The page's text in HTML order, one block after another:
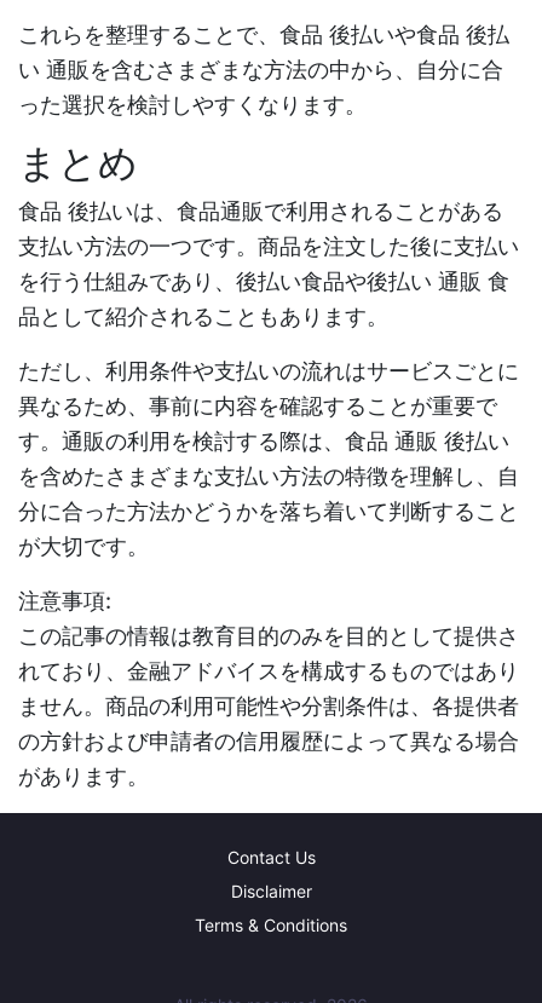
これらを整理することで、 食品 後払いや食品 後払
い 通販を含むさまざまな方法の中から、自分に合
った選択を検討しやすくなります。
まとめ
食品 後払いは、食品通販で利用されることがある
支払い方法の一つです。商品を注文した後に支払い
を行う仕組みであり、 後払い食品や後払い 通販 食
品として紹介されることもあります。
ただし、利用条件や支払いの流れはサービスごとに
異なるため、事前に内容を確認することが重要で
す。通販の利用を検討する際は、 食品 通販 後払い
を含めたさまざまな支払い方法の特徴を理解し、自
分に合った方法かどうかを落ち着いて判断すること
が大切です。
注意事項:
この記事の情報は教育目的のみを目的として提供さ
れており、金融アドバイスを構成するものではあり
ません。商品の利用可能性や分割条件は、各提供者
の方針および申請者の信用履歴によって異なる場合
があります。
Contact Us
Disclaimer
Terms & Conditions